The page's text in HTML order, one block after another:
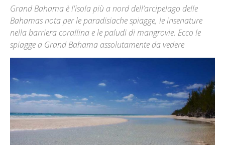
Grand Bahama è l'isola più a nord dell’arcipelago delle
Bahamas nota per le paradisiache spiagge, le insenature
nella barriera corallina e le paludi di mangrovie. Ecco le
spiagge a Grand Bahama assolutamente da vedere